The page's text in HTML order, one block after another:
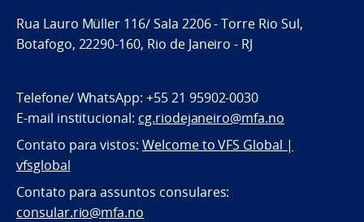
Rua Lauro Müller 116/ Sala 2206 - Torre Rio Sul,
Botafogo, 22290-160, Rio de Janeiro - RJ
Telefone/ WhatsApp: +55 21 95902-0030
E-mail institucional: cg.riodejaneiro@mfa.no
Contato para vistos: Welcome to VFS Global |
vfsglobal
Contato para assuntos consulares:
consular.rio@mfa.no